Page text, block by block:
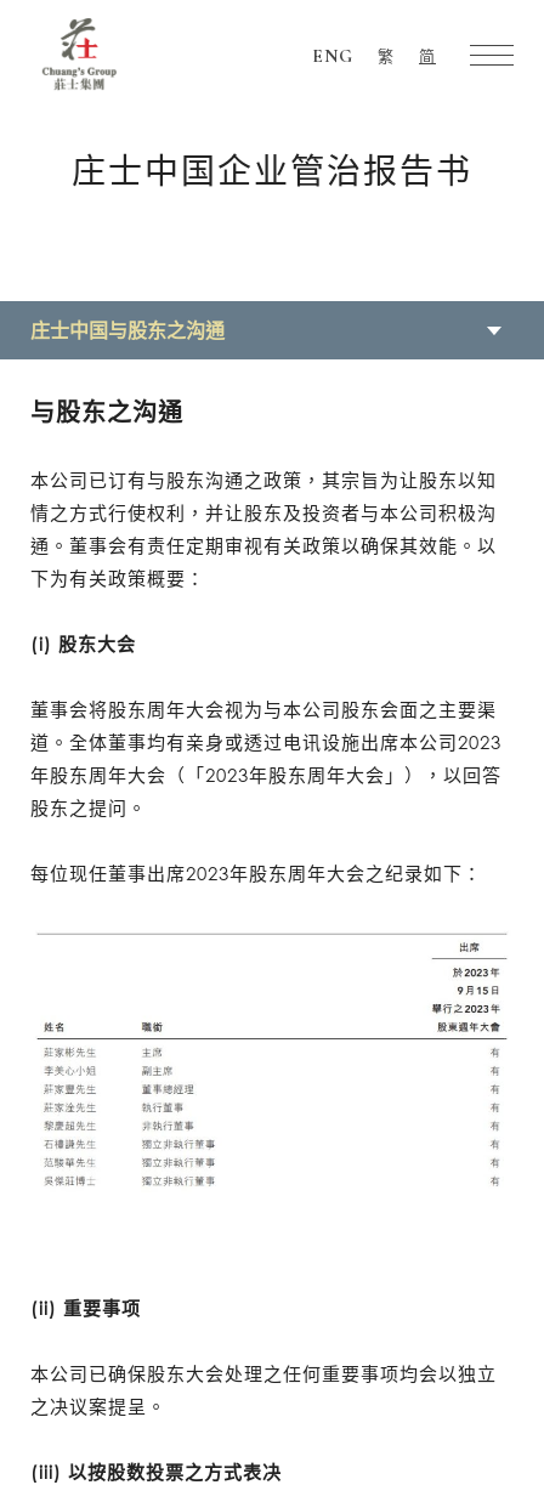
ENG 繁 简
庄士中国企业管治报告书
庄士中国与股东之沟通
与股东之沟通
本公司已订有与股东沟通之政策，其宗旨为让股东以知
情之方式行使权利，并让股东及投资者与本公司积极沟
通。董事会有责任定期审视有关政策以确保其效能。以
下为有关政策概要：
(i) 股东大会
董事会将股东周年大会视为与本公司股东会面之主要渠
道。全体董事均有亲身或透过电讯设施出席本公司2023
年股东周年大会（「2023年股东周年大会」），以回答
股东之提问。
每位现任董事出席2023年股东周年大会之纪录如下：
(ii) 重要事项
本公司已确保股东大会处理之任何重要事项均会以独立
之决议案提呈。
(iii) 以按股数投票之方式表决